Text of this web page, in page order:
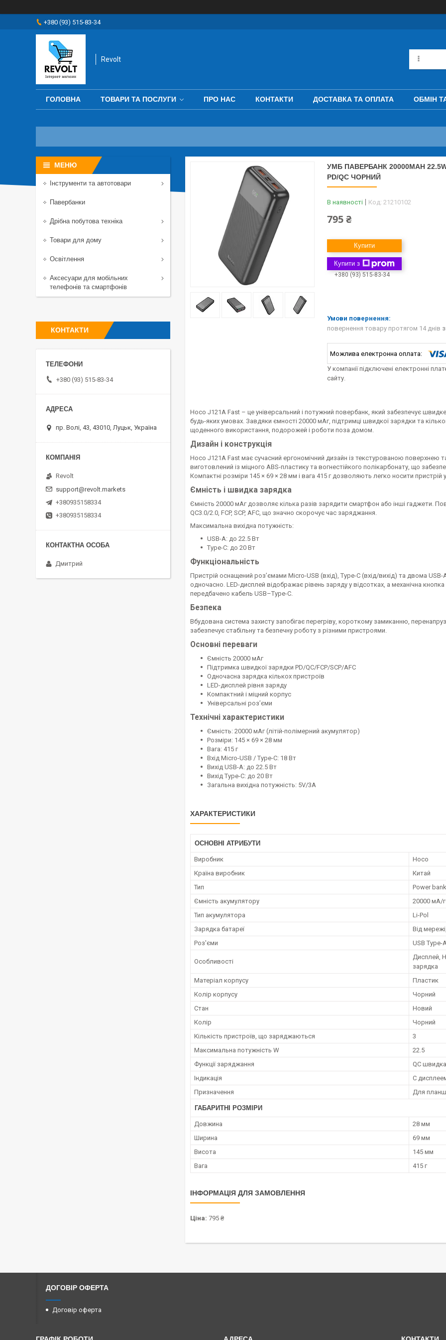
+380 (93) 515-83-34
Revolt
ГОЛОВНА ТОВАРИ ТА ПОСЛУГИ ПРО НАС КОНТАКТИ ДОСТАВКА ТА ОПЛАТА ОБМІН
УМБ ПАВЕРБАНК 20000MAH
PD/QC ЧОРНИЙ
В наявності Код: 21210102
795 ₴
Купити
Купити з
+380 (93) 515-83-34
повернення товару протягом 14 днів
У компанії підключені електронні
сайту.
Hoco J121A Fast – це універсальний і потужний повербанк, який забезпечує
будь-яких умовах. Завдяки ємності 20000 мАг, підтримці швидкої зарядки та
щоденного використання, подорожей і роботи поза домом.
Дизайн і конструкція
Hoco J121A Fast має сучасний ергономічний дизайн із текстурованою
виготовлений із міцного ABS-пластику та вогнестійкого полікарбонату, що
Компактні розміри 145 × 69 × 28 мм і вага 415 г дозволяють легко носити пристрій
Ємність і швидка зарядка
Ємність 20000 мАг дозволяє кілька разів зарядити смартфон або інші гаджети.
QC3.0/2.0, FCP, SCP, AFC, що значно скорочує час заряджання.
Максимальна вихідна потужність:
USB-A: до 22.5 Вт
Type-C: до 20 Вт
Функціональність
Пристрій оснащений роз’ємами Micro-USB (вхід), Type-C (вхід/вихід) та двома
одночасно. LED-дисплей відображає рівень заряду у відсотках, а механічна
передбачено кабель USB–Type-C.
Безпека
Вбудована система захисту запобігає перегріву, короткому замиканню,
забезпечує стабільну та безпечну роботу з різними пристроями.
Основні переваги
Ємність 20000 мАг
Підтримка швидкої зарядки PD/QC/FCP/SCP/AFC
Одночасна зарядка кількох пристроїв
LED-дисплей рівня заряду
Компактний і міцний корпус
Універсальні роз’єми
Технічні характеристики
Ємність: 20000 мАг (літій-полімерний акумулятор)
Розміри: 145 × 69 × 28 мм
Вага: 415 г
Вхід Micro-USB / Type-C: 18 Вт
Вихід USB-A: до 22.5 Вт
Вихід Type-C: до 20 Вт
Загальна вихідна потужність: 5V/3A
ХАРАКТЕРИСТИКИ
ОСНОВНІ АТРИБУТИ
Виробник
Hoco
Країна виробник
Китай
Тип
Power bank
Ємність акумулятору
20000 мА/
Тип акумулятора
Li-Pol
Зарядка батареї
Від
Роз'єми
USB Type-
Особливості
Дисплей,
зарядка
Матеріал корпусу
Пластик
Колір корпусу
Чорний
Стан
Новий
Колір
Чорний
Кількість пристроїв, що заряджаються
3
Максимальна потужність W
22.5
Функції заряджання
QC
Індикація
С
Призначення
Для
ГАБАРИТНІ РОЗМІРИ
Довжина
28 мм
Ширина
69 мм
Висота
145 мм
Вага
415 г
ІНФОРМАЦІЯ ДЛЯ ЗАМОВЛЕННЯ
Ціна: 795 ₴
Інструменти та автотовари
Павербанки
Дрібна побутова техніка
Товари для дому
Освітлення
Аксесуари для мобільних
телефонів та смартфонів
КОНТАКТИ
+380 (93) 515-83-34
пр. Волі, 43, 43010, Луцьк, Україна
Revolt
support@revolt.markets
+380935158334
+380935158334
Дмитрий
ДОГОВІР ОФЕРТА
Договір оферта